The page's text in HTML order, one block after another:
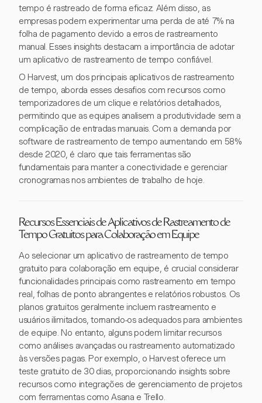
tempo é rastreado de forma eficaz. Além disso, as
empresas podem experimentar uma perda de até 7% na
folha de pagamento devido a erros de rastreamento
manual. Esses insights destacam a importância de adotar
um aplicativo de rastreamento de tempo confiável.
O Harvest, um dos principais aplicativos de rastreamento
de tempo, aborda esses desafios com recursos como
temporizadores de um clique e relatórios detalhados,
permitindo que as equipes analisem a produtividade sem a
complicação de entradas manuais. Com a demanda por
software de rastreamento de tempo aumentando em 58%
desde 2020, é claro que tais ferramentas são
fundamentais para manter a conectividade e gerenciar
cronogramas nos ambientes de trabalho de hoje.
Recursos Essenciais de Aplicativos de Rastreamento de
Tempo Gratuitos para Colaboração em Equipe
Ao selecionar um aplicativo de rastreamento de tempo
gratuito para colaboração em equipe, é crucial considerar
funcionalidades principais como rastreamento em tempo
real, folhas de ponto abrangentes e relatórios robustos. Os
planos gratuitos geralmente incluem rastreamento e
usuários ilimitados, tornando-os adequados para ambientes
de equipe. No entanto, alguns podem limitar recursos
como análises avançadas ou rastreamento automatizado
às versões pagas. Por exemplo, o Harvest oferece um
teste gratuito de 30 dias, proporcionando insights sobre
recursos como integrações de gerenciamento de projetos
com ferramentas como Asana e Trello.